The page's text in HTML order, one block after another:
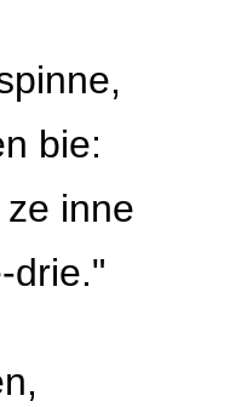
bie:
inne
drie."